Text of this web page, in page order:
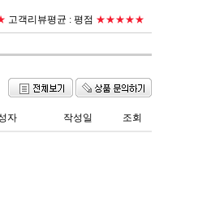
고객리뷰평균 : 평점 ★★★★★
자 작성일 조회